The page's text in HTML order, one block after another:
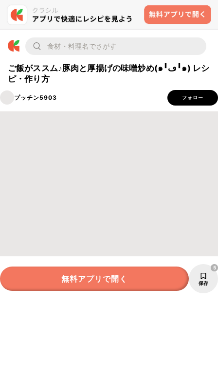
ご飯がススム♪豚肉と厚揚げの味噌炒め(๑╹ڡ╹๑) レシ
ピ・作り方
プッチン5903 フォロー
無料アプリで開く 保存
5